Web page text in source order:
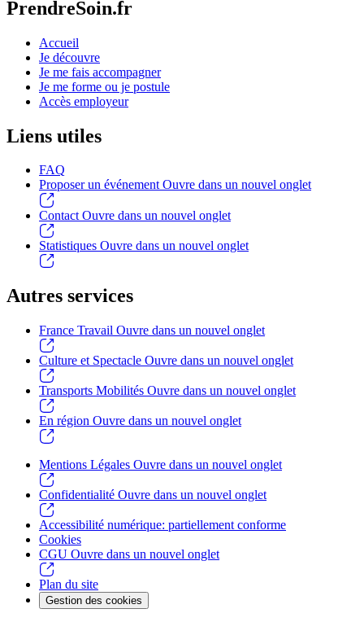
PrendreSoin.fr
Accueil
Je découvre
Je me fais accompagner
Je me forme ou je postule
Accès employeur
Liens utiles
FAQ
Proposer un événementOuvre dans un nouvel onglet
Contact Ouvre dans un nouvel onglet
Statistiques Ouvre dans un nouvel onglet
Autres services
France Travail Ouvre dans un nouvel onglet
Culture et Spectacle Ouvre dans un nouvel onglet
Transports Mobilités Ouvre dans un nouvel onglet
En région Ouvre dans un nouvel onglet
Mentions Légales Ouvre dans un nouvel onglet
Confidentialité Ouvre dans un nouvel onglet
Accessibilité numérique: partiellement conforme
Cookies
CGU Ouvre dans un nouvel onglet
Plan du site
Gestion des cookies